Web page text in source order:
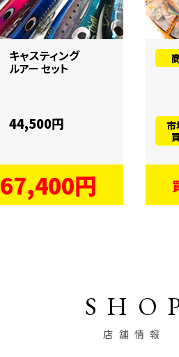
キャスティング
ルアー セット
44,500円
67,400円
市
店舗情報